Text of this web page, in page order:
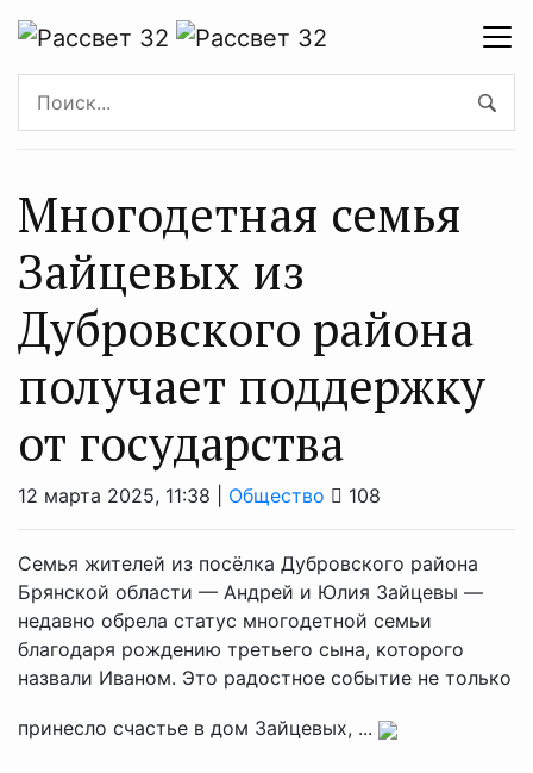
Многодетная семья
Зайцевых из
Дубровского района
получает поддержку
от государства
12 марта 2025, 11:38 | Общество 108
Семья жителей из посёлка Дубровского района
Брянской области — Андрей и Юлия Зайцевы —
недавно обрела статус многодетной семьи
благодаря рождению третьего сына, которого
назвали Иваном. Это радостное событие не только
принесло счастье в дом Зайцевых, ...